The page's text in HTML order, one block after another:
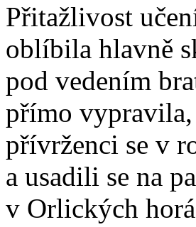
Přitažlivost
oblíbila hlavně
pod vedením
přímo
přívrženci se v
a usadili se na
v Orlických